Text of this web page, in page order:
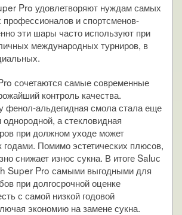
Pro удовлетворяют нуждам самых
профессионалов и спортсменов-
эти шары часто используют при
международных турниров, в
сочетаются самые современные
контроль качества.
фенол-альдегидная смола стала еще
а стекловидная
при должном уходе может
годами. Помимо эстетических плюсов,
снижает износ сукна. В итоге Saluс
Super Pro самыми выгодными для
при долгосрочной оценке
с самой низкой годовой
экономию на замене сукна.